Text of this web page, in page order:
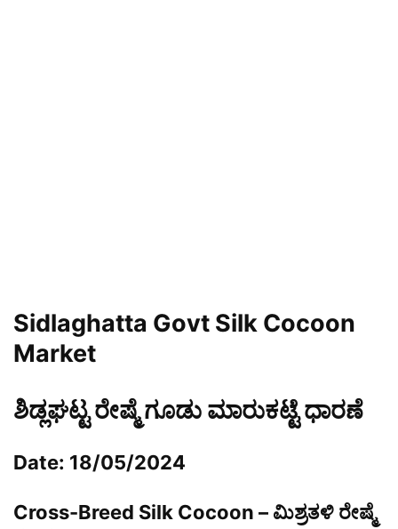
Sidlaghatta Govt Silk Cocoon
Market
ಶಿಡ್ಲಘಟ್ಟ ರೇಷ್ಮೆ ಗೂಡು ಮಾರುಕಟ್ಟೆ ಧಾರಣೆ
Date: 18/05/2024
Cross-Breed Silk Cocoon – ಮಿಶ್ರತಳಿ ರೇಷ್ಮೆ